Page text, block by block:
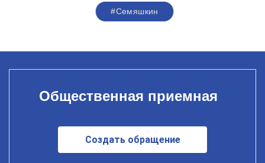
#Семяшкин
Общественная приемная
Создать обращение